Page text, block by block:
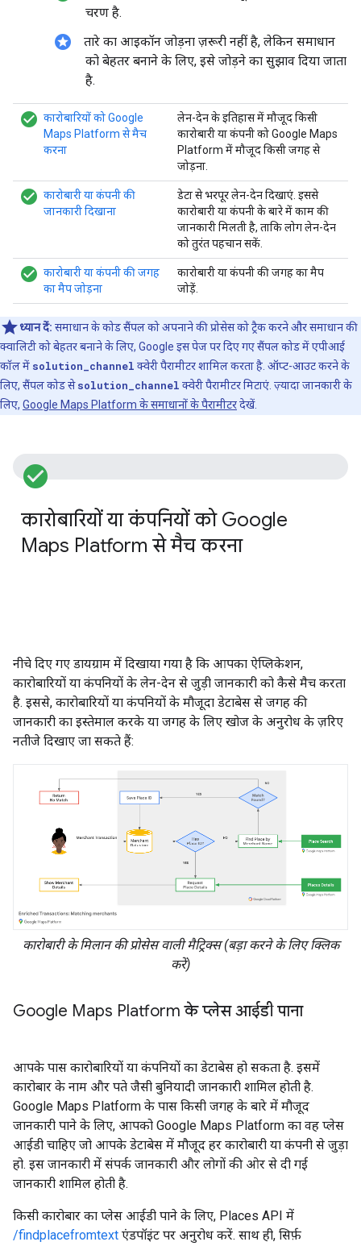
चरण है.
stars
तारे का आइकॉन जोड़ना ज़रूरी नहीं है, लेकिन समाधान
को बेहतर बनाने के लिए, इसे जोड़ने का सुझाव दिया जाता
है.
check_circle_filled
कारोबारियों को Google
Maps Platform से मैच
करना
लेन-देन के इतिहास में मौजूद किसी
कारोबारी या कंपनी को Google Maps
Platform में मौजूद किसी जगह से
जोड़ना.
check_circle_filled
कारोबारी या कंपनी की
जानकारी दिखाना
डेटा से भरपूर लेन-देन दिखाएं. इससे
कारोबारी या कंपनी के बारे में काम की
जानकारी मिलती है, ताकि लोग लेन-देन
को तुरंत पहचान सकें.
check_circle_filled
कारोबारी या कंपनी की जगह
का मैप जोड़ना
कारोबारी या कंपनी की जगह का मैप
जोड़ें.
ध्यान दें: समाधान के कोड सैंपल को अपनाने की प्रोसेस को ट्रैक करने और समाधान की
क्वालिटी को बेहतर बनाने के लिए, Google इस पेज पर दिए गए सैंपल कोड में एपीआई
कॉल में solution_channel क्वेरी पैरामीटर शामिल करता है. ऑप्ट-आउट करने के
लिए, सैंपल कोड सेsolution_channel क्वेरी पैरामीटर मिटाएं. ज़्यादा जानकारी के
लिए, Google Maps Platform के समाधानों के पैरामीटरदेखें.
check_circle_filled
कारोबारियों या कंपनियों को Google
Maps Platform से मैच करना
नीचे दिए गए डायग्राम में दिखाया गया है कि आपका ऐप्लिकेशन,
कारोबारियों या कंपनियों के लेन-देन से जुड़ी जानकारी को कैसे मैच करता
है. इससे, कारोबारियों या कंपनियों के मौजूदा डेटाबेस से जगह की
जानकारी का इस्तेमाल करके या जगह के लिए खोज के अनुरोध के ज़रिए
नतीजे दिखाए जा सकते हैं:
कारोबारी के मिलान की प्रोसेस वाली मैट्रिक्स (बड़ा करने के लिए क्लिक
करें)
Google Maps Platform के प्लेस आईडी पाना
आपके पास कारोबारियों या कंपनियों का डेटाबेस हो सकता है. इसमें
कारोबार के नाम और पते जैसी बुनियादी जानकारी शामिल होती है.
Google Maps Platform के पास किसी जगह के बारे में मौजूद
जानकारी पाने के लिए, आपको Google Maps Platform का वह प्लेस
आईडी चाहिए जो आपके डेटाबेस में मौजूद हर कारोबारी या कंपनी से जुड़ा
हो. इस जानकारी में संपर्क जानकारी और लोगों की ओर से दी गई
जानकारी शामिल होती है.
किसी कारोबार का प्लेस आईडी पाने के लिए, Places API में
/findplacefromtext एंडपॉइंट पर अनुरोध करें. साथ ही, सिर्फ़